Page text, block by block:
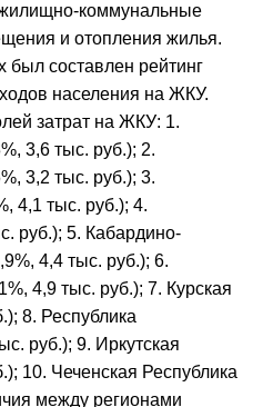
коммунальные
и отопления жилья.
был составлен рейтинг
населения на ЖКУ.
затрат на ЖКУ: 1.
3,6 тыс. руб.); 2.
3,2 тыс. руб.); 3.
4,1 тыс. руб.); 4.
руб.); 5. Кабардино-
4,4 тыс. руб.); 6.
4,9 тыс. руб.); 7. Курская
8. Республика
руб.); 9. Иркутская
10. Чеченская Республика
между регионами